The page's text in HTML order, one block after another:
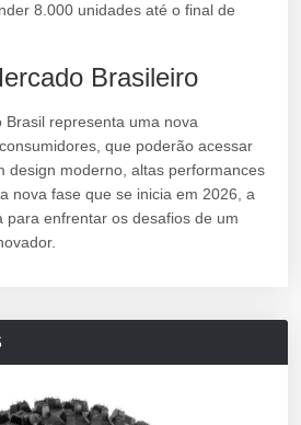
8.000 unidades até o final de
Brasileiro
Brasil representa uma nova
que poderão acessar
design moderno, altas performances
nova fase que se inicia em 2026, a
para enfrentar os desafios de um